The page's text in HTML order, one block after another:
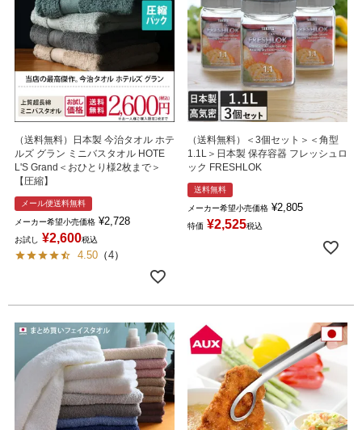
（送料無料）日本製 今治タオル ホテ
ルズ グラン ミニバスタオル HOTE
L'S Grand＜おひとり様2枚まで＞
【圧縮】
メール便送料無料
メーカー希望小売価格 ¥2,728
お試し ¥2,600税込
4.50 （4）
（送料無料）＜3個セット＞＜角型
1.1L＞日本製 保存容器 フレッシュロ
ック FRESHLOK
送料無料
メーカー希望小売価格 ¥2,805
特価 ¥2,525税込